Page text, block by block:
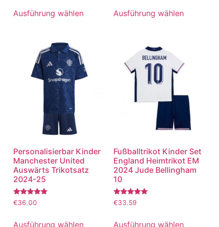
von 5
Ausführung wählen
von 5
Ausführung wählen
Personalisierbar Kinder
Manchester United
Auswärts Trikotsatz
2024-25
Bewertet
mit
von 5
€36.00
Ausführung wählen
Fußballtrikot Kinder Set
England Heimtrikot EM
2024 Jude Bellingham
10
Bewertet
mit
von 5
€33.59
Ausführung wählen